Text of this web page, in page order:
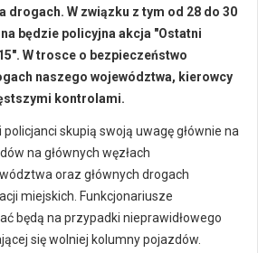
drogach. W związku z tym od 28 do 30
będzie policyjna akcja "Ostatni
W trosce o bezpieczeństwo
naszego województwa, kierowcy
kontrolami.
skupią swoją uwagę głównie na
na głównych węzłach
oraz głównych drogach
miejskich. Funkcjonariusze
będą na przypadki nieprawidłowego
się wolniej kolumny pojazdów.